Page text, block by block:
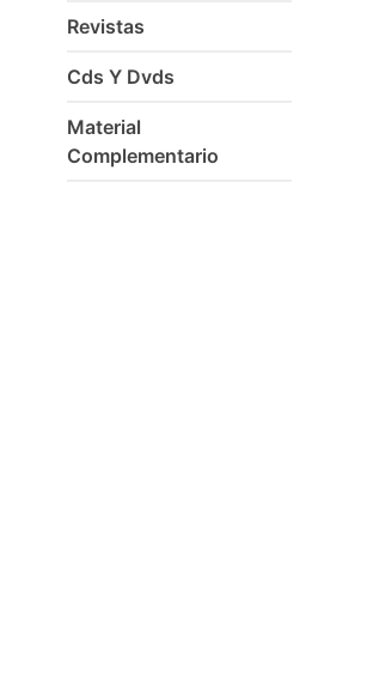
Revistas
Cds Y Dvds
Material
Complementario